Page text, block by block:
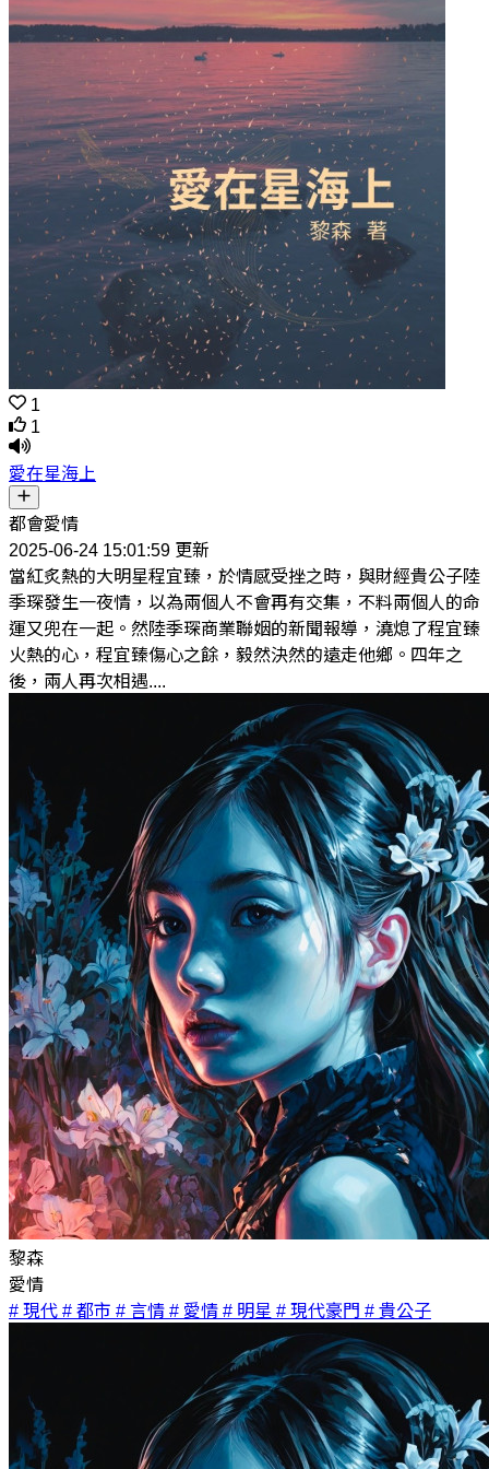
1
1
愛在星海上
都會愛情
2025-06-24 15:01:59 更新
當紅炙熱的大明星程宜臻，於情感受挫之時，與財經貴公子陸
季琛發生一夜情，以為兩個人不會再有交集，不料兩個人的命
運又兜在一起。然陸季琛商業聯姻的新聞報導，澆熄了程宜臻
火熱的心，程宜臻傷心之餘，毅然決然的遠走他鄉。四年之
後，兩人再次相遇....
黎森
愛情
# 現代 # 都市 # 言情 # 愛情 # 明星 # 現代豪門 # 貴公子